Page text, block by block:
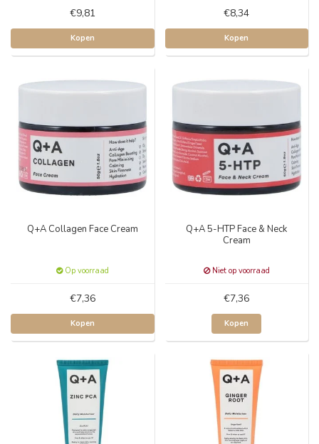
€9,81
Kopen
€8,34
Kopen
Q+A Collagen Face Cream
Op voorraad
€7,36
Kopen
Q+A 5-HTP Face & Neck
Cream
Niet op voorraad
€7,36
Kopen